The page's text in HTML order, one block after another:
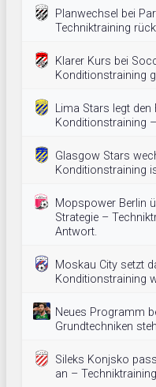
Planwechsel bei
Techniktraining
Klarer Kurs bei
Konditionstraining
Lima Stars legt
Konditionstraining
Glasgow Stars
Konditionstraining
Mopspower Berlin
Strategie –
Antwort.
Moskau City setzt
Konditionstraining
Neues Programm
Grundtechniken
Sileks Konjsko
an –